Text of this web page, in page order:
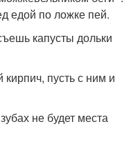
едой по ложке пей.
капусты дольки
пусть с ним и
не будет места